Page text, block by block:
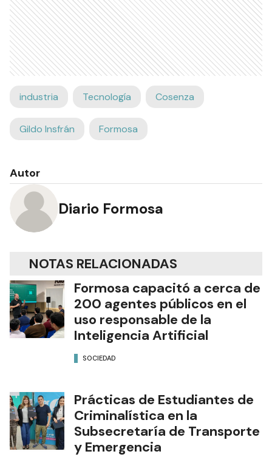
industria Tecnología Cosenza
Gildo Insfrán Formosa
Autor
Diario Formosa
NOTAS RELACIONADAS
Formosa capacitó a cerca de
200 agentes públicos en el
uso responsable de la
Inteligencia Artificial
SOCIEDAD
Prácticas de Estudiantes de
Criminalística en la
Subsecretaría de Transporte
y Emergencia